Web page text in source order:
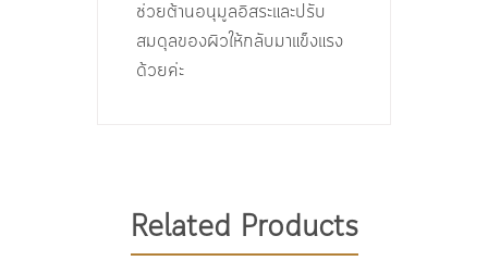
ช่วยต้านอนุมูลอิสระและปรับ
สมดุลของผิวให้กลับมาแข็งแรง
ด้วยค่ะ
Related Products